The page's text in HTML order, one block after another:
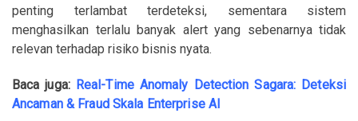
penting terlambat terdeteksi, sementara sistem
menghasilkan terlalu banyak alert yang sebenarnya tidak
relevan terhadap risiko bisnis nyata.
Baca juga: Real-Time Anomaly Detection Sagara: Deteksi
Ancaman & Fraud Skala Enterprise AI